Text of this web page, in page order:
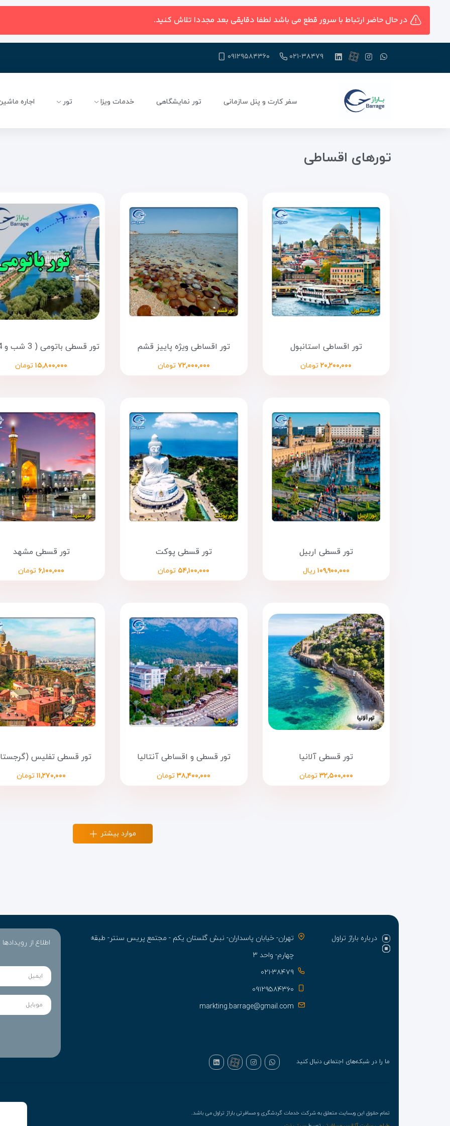
در حال حاضر ارتباط با سرور قطع می باشد لطفا دقایقی بعد مجددا تلاش کنید.
۰۲۱-۳۸۴۷۹ ۰۹۱۲۹۵۸۴۳۶۰
سفر کارت و پنل سازمانی تور نمایشگاهی خدمات ویزا تور اجاره
تورهای اقساطی
تور اقساطی استانبول
۲۰,۲۰۰,۰۰۰تومان
تور اقساطی ویژه پاییز قشم
۷۲,۰۰۰,۰۰۰ تومان ۱۵,۸۰۰,۰۰۰تومان
تور قسطی اربیل
۱۰۹,۹۰۰,۰۰۰ ریال
تور قسطی پوکت
۵۴,۱۰۰,۰۰۰ تومان
تور قسطی مشهد
۶,۱۰۰,۰۰۰ تومان
تور قسطی آلانیا
۳۲,۵۰۰,۰۰۰ تومان
تور قسطی و اقساطی آنتالیا
۳۸,۴۰۰,۰۰۰تومان
تور قسطی تفلیس
۱۱,۲۷۰,۰۰۰تومان
موارد بیشتر
درباره باراژ تراول
تهران- خیابان پاسداران- نبش گلستان یکم - مجتمع پریس سنتر- طبقه
چهارم- واحد ۳
۰۲۱-۳۸۴۷۹
۰۹۱۲۹۵۸۴۳۶۰
markting.barrage@gmail.com
اطلاع از
ما را در شبکه‌های اجتماعی دنبال کنید
تمام حقوق این وبسایت متعلق به شرکت خدمات گردشگری و مسافرتی باراژ تراول می باشد.